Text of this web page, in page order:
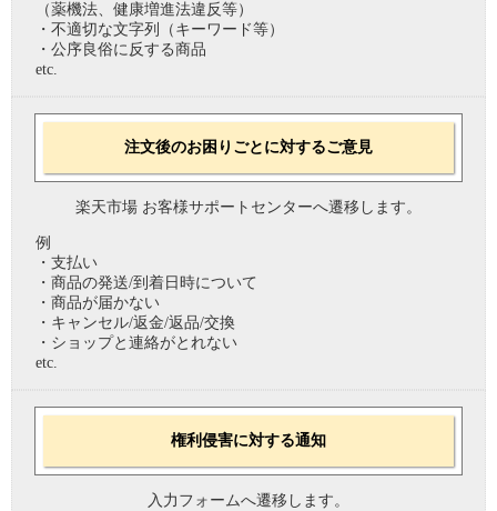
（薬機法、健康増進法違反等）
・不適切な文字列（キーワード等）
・公序良俗に反する商品
etc.
注文後のお困りごとに対するご意見
楽天市場 お客様サポートセンターへ遷移します。
例
・支払い
・商品の発送/到着日時について
・商品が届かない
・キャンセル/返金/返品/交換
・ショップと連絡がとれない
etc.
権利侵害に対する通知
入力フォームへ遷移します。